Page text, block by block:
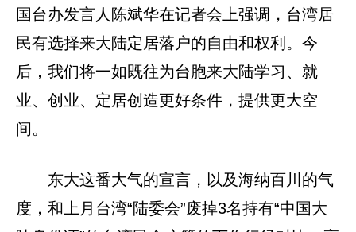
国台办发言人陈斌华在记者会上强调，台湾居
民有选择来大陆定居落户的自由和权利。今
后，我们将一如既往为台胞来大陆学习、就
业、创业、定居创造更好条件，提供更大空
间。
东大这番大气的宣言，以及海纳百川的气
度，和上月台湾“陆委会”废掉3名持有“中国大